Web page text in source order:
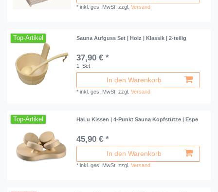
*inkl. ges. MwSt. zzgl.Versand
Top-Artikel Sauna Aufguss Set | Holz | Klassik | 2-teilig
37,90 € *
1 Set
In den Warenkorb
*inkl. ges. MwSt. zzgl.Versand
Top-Artikel HaLu Kissen | 4-Punkt Sauna Kopfstütze | Espe
45,90 € *
In den Warenkorb
*inkl. ges. MwSt. zzgl.Versand